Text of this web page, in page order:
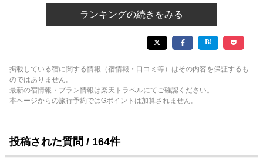
ランキングの続きをみる
掲載している宿に関する情報（宿情報・口コミ等）はその内容を保証するも
のではありません。
最新の宿情報・プラン情報は楽天トラベルにてご確認ください。
本ページからの旅行予約ではGポイントは加算されません。
投稿された質問 / 164件